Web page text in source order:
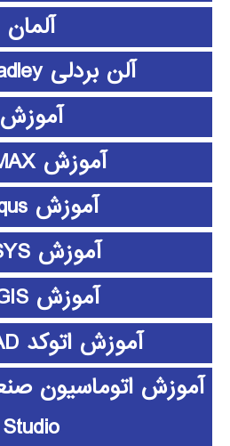
آلمان
آلن بردلی Allen bradley
آموزش
آموزش 3D MAX
آموزش abaqus
آموزش ANSYS
آموزش ArcGIS
آموزش اتوکد AUTOCAD
Studio